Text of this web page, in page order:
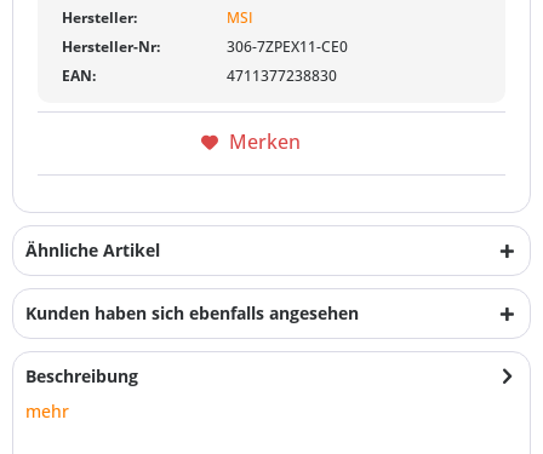
Hersteller:
MSI
Hersteller-Nr:
306-7ZPEX11-CE0
EAN:
4711377238830
Merken
Ähnliche Artikel
Kunden haben sich ebenfalls angesehen
Beschreibung
mehr